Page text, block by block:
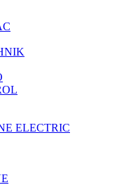
ELECTRIC